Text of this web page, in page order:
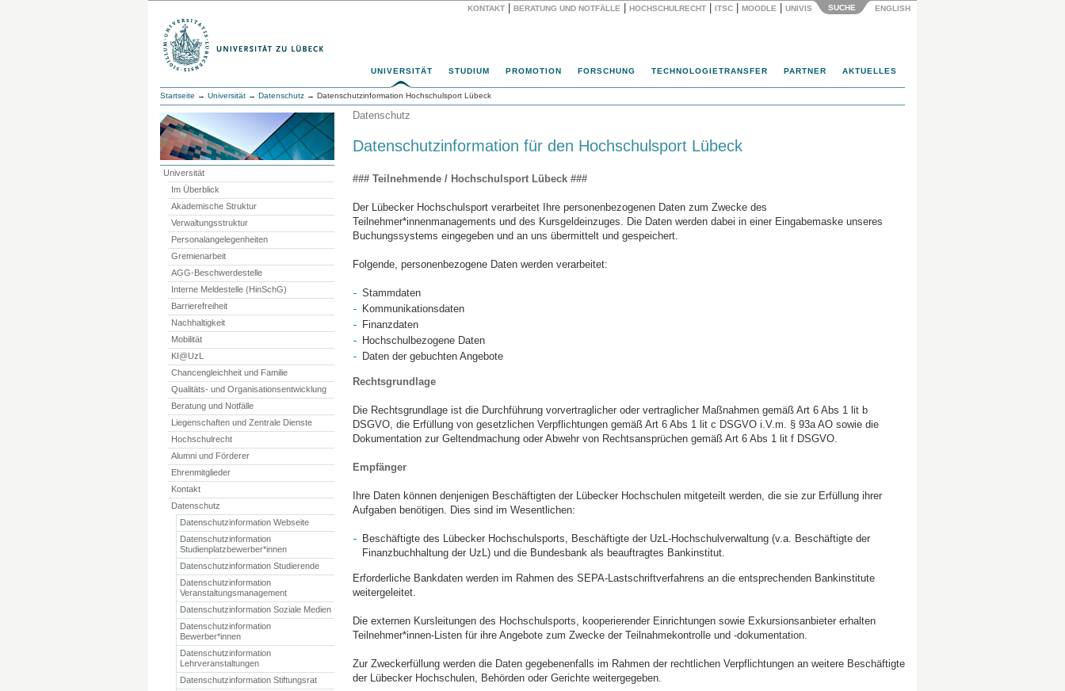
KONTAKT BERATUNG UND NOTFÄLLE HOCHSCHULRECHT ITSC MOODLE UNIVIS SUCHE ENGLISH
UNIVERSITÄT STUDIUM PROMOTION FORSCHUNG TECHNOLOGIETRANSFER PARTNER AKTUELLES
Startseite → Universität → Datenschutz → Datenschutzinformation Hochschulsport Lübeck
Universität
Im Überblick
Akademische Struktur
Verwaltungsstruktur
Personalangelegenheiten
Gremienarbeit
AGG-Beschwerdestelle
Interne Meldestelle (HinSchG)
Barrierefreiheit
Nachhaltigkeit
Mobilität
KI@UzL
Chancengleichheit und Familie
Qualitäts- und Organisationsentwicklung
Beratung und Notfälle
Liegenschaften und Zentrale Dienste
Hochschulrecht
Alumni und Förderer
Ehrenmitglieder
Kontakt
Datenschutz
Datenschutzinformation Webseite
Datenschutzinformation
Studienplatzbewerber*innen
Datenschutzinformation Studierende
Datenschutzinformation
Veranstaltungsmanagement
Datenschutzinformation Soziale Medien
Datenschutzinformation
Bewerber*innen
Datenschutzinformation
Lehrveranstaltungen
Datenschutzinformation Stiftungsrat
Datenschutz
Datenschutzinformation für den Hochschulsport Lübeck
### Teilnehmende / Hochschulsport Lübeck ###
Der Lübecker Hochschulsport verarbeitet Ihre personenbezogenen Daten zum Zwecke des
Teilnehmer*innenmanagements und des Kursgeldeinzuges. Die Daten werden dabei in einer Eingabemaske unseres
Buchungssystems eingegeben und an uns übermittelt und gespeichert.
Folgende, personenbezogene Daten werden verarbeitet:
Stammdaten
Kommunikationsdaten
Finanzdaten
Hochschulbezogene Daten
Daten der gebuchten Angebote
Rechtsgrundlage
Die Rechtsgrundlage ist die Durchführung vorvertraglicher oder vertraglicher Maßnahmen gemäß Art 6 Abs 1 lit b
DSGVO, die Erfüllung von gesetzlichen Verpflichtungen gemäß Art 6 Abs 1 lit c DSGVO i.V.m. § 93a AO sowie die
Dokumentation zur Geltendmachung oder Abwehr von Rechtsansprüchen gemäß Art 6 Abs 1 lit f DSGVO.
Empfänger
Ihre Daten können denjenigen Beschäftigten der Lübecker Hochschulen mitgeteilt werden, die sie zur Erfüllung ihrer
Aufgaben benötigen. Dies sind im Wesentlichen:
Beschäftigte des Lübecker Hochschulsports, Beschäftigte der UzL-Hochschulverwaltung (v.a. Beschäftigte der
Finanzbuchhaltung der UzL) und die Bundesbank als beauftragtes Bankinstitut.
Erforderliche Bankdaten werden im Rahmen des SEPA-Lastschriftverfahrens an die entsprechenden Bankinstitute
weitergeleitet.
Die externen Kursleitungen des Hochschulsports, kooperierender Einrichtungen sowie Exkursionsanbieter erhalten
Teilnehmer*innen-Listen für ihre Angebote zum Zwecke der Teilnahmekontrolle und -dokumentation.
Zur Zweckerfüllung werden die Daten gegebenenfalls im Rahmen der rechtlichen Verpflichtungen an weitere Beschäftigte
der Lübecker Hochschulen, Behörden oder Gerichte weitergegeben.